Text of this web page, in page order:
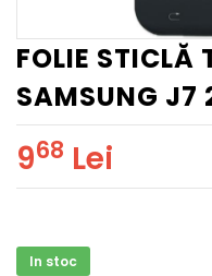
FOLIE STICLĂ
SAMSUNG J7
968 Lei
In stoc